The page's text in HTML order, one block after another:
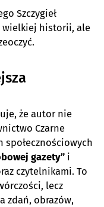
Szczygieł
wielkiej historii, ale
że autor nie
Czarne
społecznościowych
gazety” i
czytelnikami. To
lecz
zdań, obrazów,